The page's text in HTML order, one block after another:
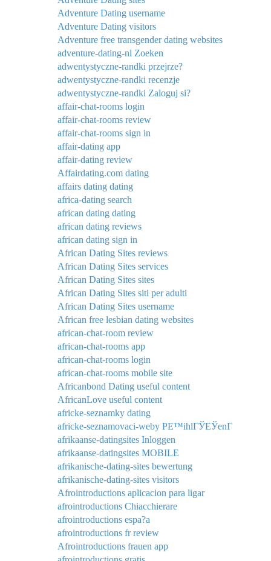
Adventure Dating username
Adventure Dating visitors
Adventure free transgender dating websites
adventure-dating-nl Zoeken
adwentystyczne-randki przejrze?
adwentystyczne-randki recenzje
adwentystyczne-randki Zaloguj si?
affair-chat-rooms login
affair-chat-rooms review
affair-chat-rooms sign in
affair-dating app
affair-dating review
Affairdating.com dating
affairs dating dating
africa-dating search
african dating dating
african dating reviews
african dating sign in
African Dating Sites reviews
African Dating Sites services
African Dating Sites sites
African Dating Sites siti per adulti
African Dating Sites username
African free lesbian dating websites
african-chat-room review
african-chat-rooms app
african-chat-rooms login
african-chat-rooms mobile site
Africanbond Dating useful content
AfricanLove useful content
africke-seznamky dating
africke-seznamovaci-weby PЕ™ihlГЎЕЎenГ­
afrikaanse-datingsites Inloggen
afrikaanse-datingsites MOBILE
afrikanische-dating-sites bewertung
afrikanische-dating-sites visitors
Afrointroductions aplicacion para ligar
afrointroductions Chiacchierare
afrointroductions espa?a
afrointroductions fr review
Afrointroductions frauen app